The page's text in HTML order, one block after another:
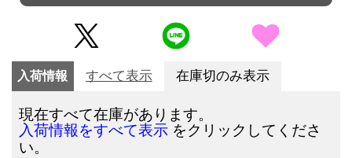
入荷情報 すべて表示 在庫切のみ表示
現在すべて在庫があります。
入荷情報をすべて表示 をクリックしてくださ
い。